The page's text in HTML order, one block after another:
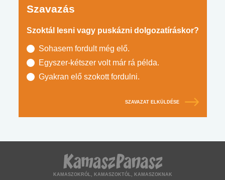
Szavazás
Szoktál lesni vagy puskázni dolgozatíráskor?
Sohasem fordult még elő.
Egyszer-kétszer volt már rá példa.
Gyakran elő szokott fordulni.
SZAVAZAT ELKÜLDÉSE
KAMASZOKRÓL, KAMASZOKTÓL, KAMASZOKNAK